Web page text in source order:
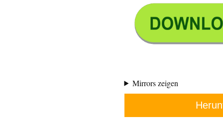
Mirrors zeigen